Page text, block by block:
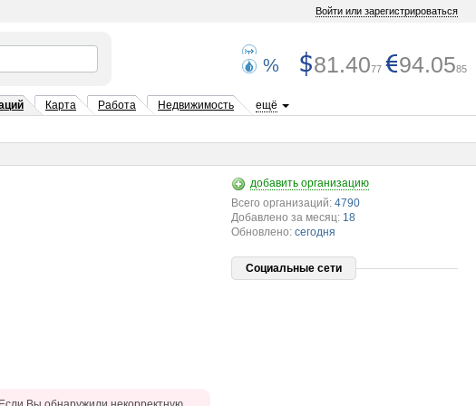
Войти или зарегистрироваться
% 81.4077 94.0585
Карта Работа Недвижимость ещё
добавить организацию
Всего организаций: 4790
Добавлено за месяц: 18
Обновлено: сегодня
Социальные сети